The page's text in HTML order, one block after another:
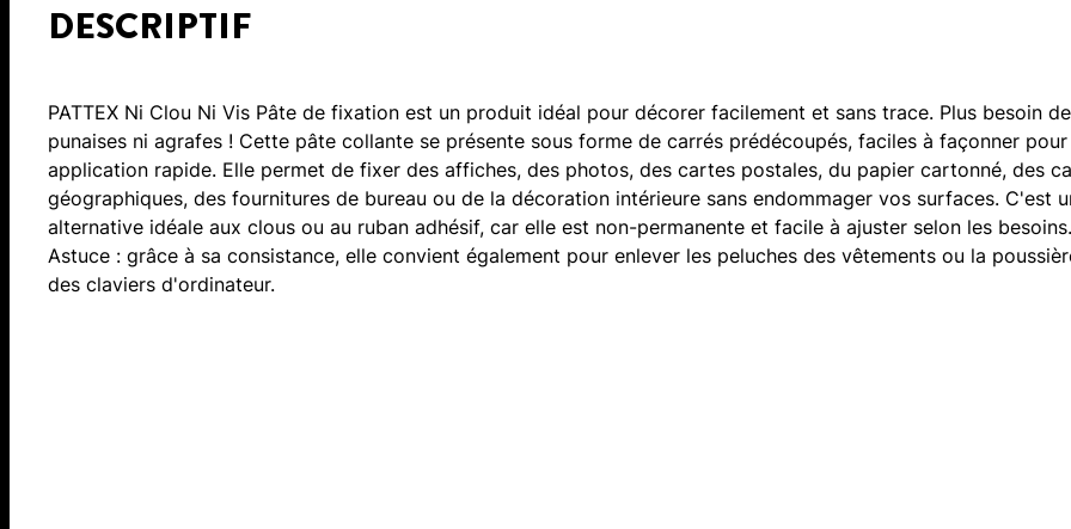
DESCRIPTIF
PATTEX Ni Clou Ni Vis Pâte de fixation est un produit idéal pour décorer facilement et sans trace. Plus besoin de
punaises ni agrafes ! Cette pâte collante se présente sous forme de carrés prédécoupés, faciles à façonner pour
application rapide. Elle permet de fixer des affiches, des photos, des cartes postales, du papier cartonné, des
géographiques, des fournitures de bureau ou de la décoration intérieure sans endommager vos surfaces. C'est
alternative idéale aux clous ou au ruban adhésif, car elle est non-permanente et facile à ajuster selon les
Astuce : grâce à sa consistance, elle convient également pour enlever les peluches des vêtements ou la
des claviers d'ordinateur.